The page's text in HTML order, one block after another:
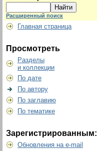
Расширенный поиск
Главная страница
Просмотреть
Разделы
и коллекции
По дате
По автору
По заглавию
По тематике
Зарегистрированным:
Обновления на e-mail